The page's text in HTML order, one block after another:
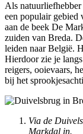
Als
een populair gebied
aan de beek De
zuiden van Breda.
leiden naar België.
Hierdoor zie je
reigers, ooievaars,
bij het
Via de
Markdal in.